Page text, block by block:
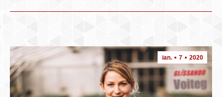
ian. 7 2020